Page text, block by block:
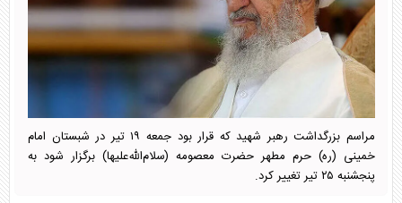
مراسم بزرگداشت رهبر شهید که قرار بود جمعه ۱۹ تیر در شبستان امام
خمینی (ره) حرم مطهر حضرت معصومه (سلام‌الله‌علیها) برگزار شود به
پنجشنبه ۲۵ تیر تغییر کرد.